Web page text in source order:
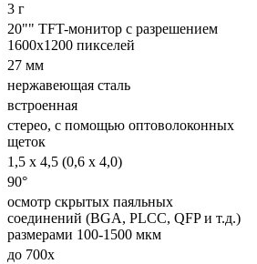
3 г
20"" TFT-монитор с разрешением
1600x1200 пикселей
27 мм
нержавеющая сталь
встроенная
стерео, с помощью оптоволоконных
щеток
1,5 х 4,5 (0,6 х 4,0)
90°
осмотр скрытых паяльных
соединений (BGA, PLCC, QFP и т.д.)
размерами 100-1500 мкм
до 700x